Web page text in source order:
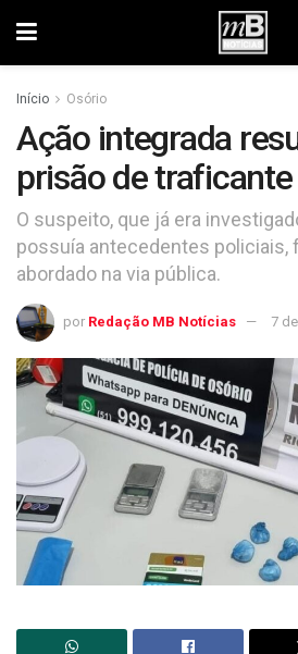
Início Osório
Ação integrada
prisão de
O suspeito, que já era
possuía antecedentes policiais,
abordado na via pública.
por Redação MB Notícias 7